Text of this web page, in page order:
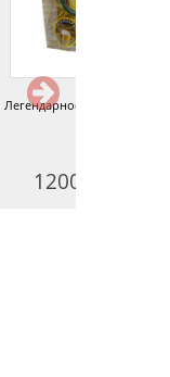
Легендарное Пшеничное
1200 руб.